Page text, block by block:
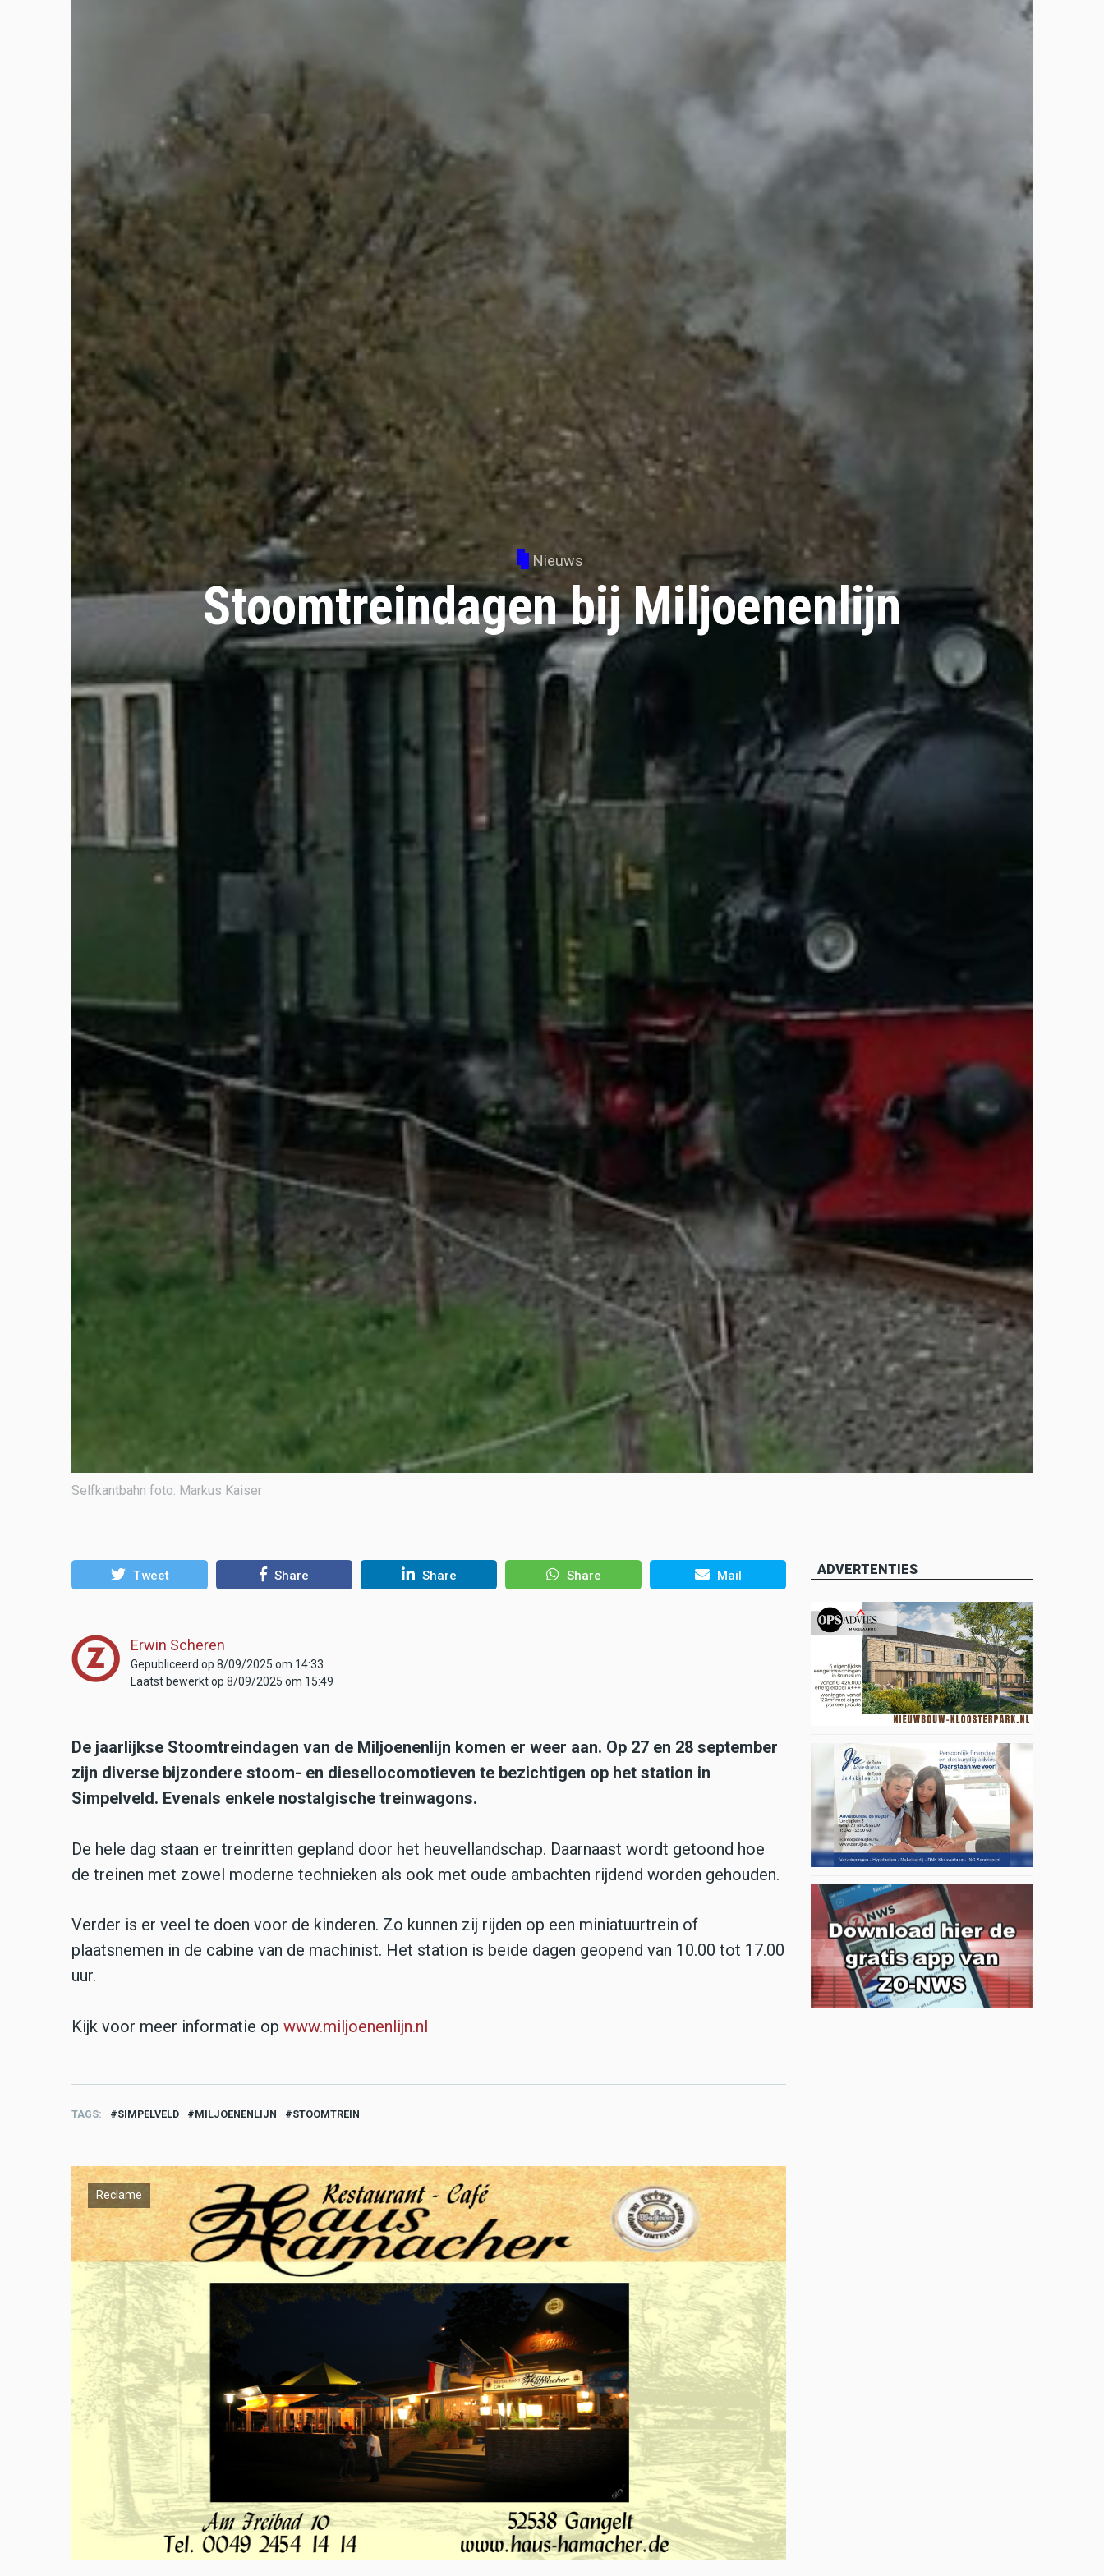
Nieuws
Stoomtreindagen bij Miljoenenlijn
Selfkantbahn foto: Markus Kaiser
Tweet Share Share Share Mail
Erwin Scheren
Gepubliceerd op 8/09/2025 om 14:33
Laatst bewerkt op 8/09/2025 om 15:49
De jaarlijkse Stoomtreindagen van de Miljoenenlijn komen er weer aan. Op 27 en 28 september
zijn diverse bijzondere stoom- en diesellocomotieven te bezichtigen op het station in
Simpelveld. Evenals enkele nostalgische treinwagons.
De hele dag staan er treinritten gepland door het heuvellandschap. Daarnaast wordt getoond hoe
de treinen met zowel moderne technieken als ook met oude ambachten rijdend worden gehouden.
Verder is er veel te doen voor de kinderen. Zo kunnen zij rijden op een miniatuurtrein of
plaatsnemen in de cabine van de machinist. Het station is beide dagen geopend van 10.00 tot 17.00
uur.
Kijk voor meer informatie op www.miljoenenlijn.nl
TAGS SIMPELVELD MILJOENENLIJN STOOMTREIN
Reclame
ADVERTENTIES